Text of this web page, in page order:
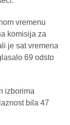
vremenu
komisija za
je sat vremena
69 odsto
izborima
bila 47